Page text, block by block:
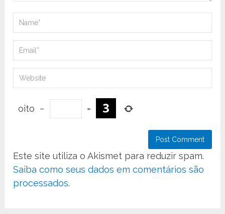
oito − =
Este site utiliza o Akismet para reduzir spam.
Saiba como seus dados em comentários são
processados.